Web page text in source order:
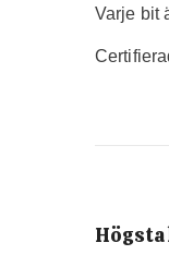
Varje bit